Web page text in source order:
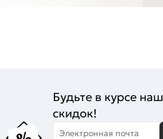
Будьте в курсе
скидок!
Электронная почта